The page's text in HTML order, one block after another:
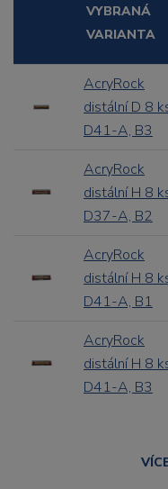
VYBRANÁ
VARIANTA
AcryRock
distální D 8
D41-A, B3
AcryRock
distální H 8
D37-A, B2
AcryRock
distální H 8
D41-A, B1
AcryRock
distální H 8
D41-A, B3